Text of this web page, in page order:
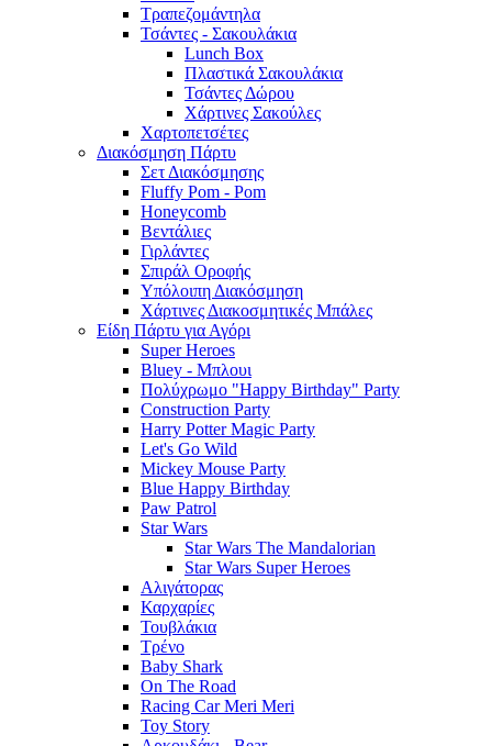
Τραπεζομάντηλα
Τσάντες - Σακουλάκια
Lunch Box
Πλαστικά Σακουλάκια
Τσάντες Δώρου
Χάρτινες Σακούλες
Χαρτοπετσέτες
Διακόσμηση Πάρτυ
Σετ Διακόσμησης
Fluffy Pom - Pom
Honeycomb
Βεντάλιες
Γιρλάντες
Σπιράλ Οροφής
Υπόλοιπη Διακόσμηση
Χάρτινες Διακοσμητικές Μπάλες
Είδη Πάρτυ για Αγόρι
Super Heroes
Bluey - Μπλουι
Πολύχρωμο "Happy Birthday" Party
Construction Party
Harry Potter Magic Party
Let's Go Wild
Mickey Mouse Party
Blue Happy Birthday
Paw Patrol
Star Wars
Star Wars The Mandalorian
Star Wars Super Heroes
Αλιγάτορας
Καρχαρίες
Τουβλάκια
Τρένο
Baby Shark
On The Road
Racing Car Meri Meri
Toy Story